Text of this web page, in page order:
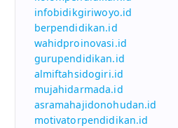
infobidikgiriwoyo.id
berpendidikan.id
wahidproinovasi.id
gurupendidikan.id
almiftahsidogiri.id
mujahidarmada.id
asramahajidonohudan.id
motivatorpendidikan.id